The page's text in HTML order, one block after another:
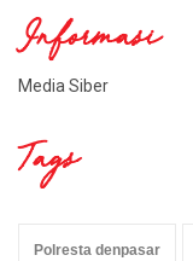
Informasi
Media Siber
Tags
Polresta denpasar